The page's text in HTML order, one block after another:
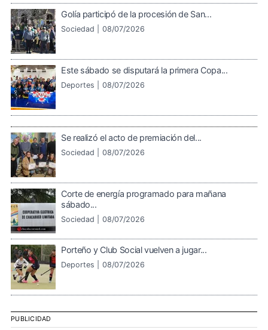
Golía participó de la procesión de San...
Sociedad | 08/07/2026
Este sábado se disputará la primera Copa...
Deportes | 08/07/2026
Se realizó el acto de premiación del...
Sociedad | 08/07/2026
Corte de energía programado para mañana
sábado...
Sociedad | 08/07/2026
Porteño y Club Social vuelven a jugar...
Deportes | 08/07/2026
PUBLICIDAD